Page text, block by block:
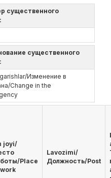
существенного
существенного
Изменение в
Change in the
joyi/
Place
Lavozimi/
Должность/Post